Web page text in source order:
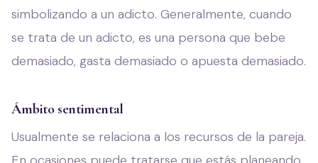
simbolizando a un adicto. Generalmente, cuando
se trata de un adicto, es una persona que bebe
demasiado, gasta demasiado o apuesta demasiado.
Ámbito sentimental
Usualmente se relaciona a los recursos de la pareja.